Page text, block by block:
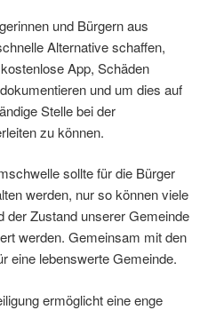
und Bürgern aus
Alternative schaffen,
App, Schäden
und um dies auf
Stelle bei der
zu können.
sollte für die Bürger
werden, nur so können viele
der Zustand unserer Gemeinde
werden. Gemeinsam mit den
eine lebenswerte Gemeinde.
ermöglicht eine enge